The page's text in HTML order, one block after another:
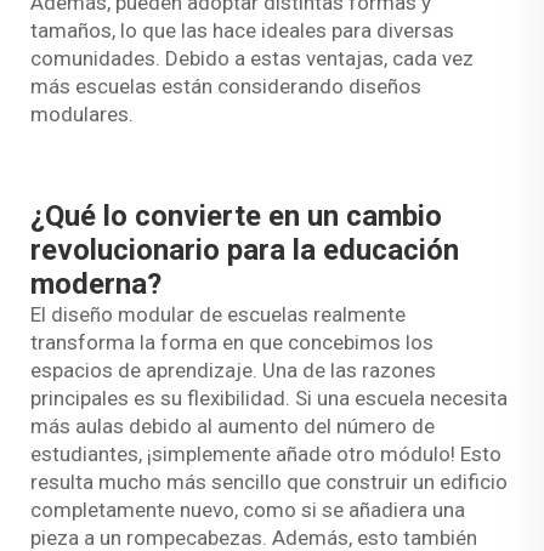
tamaños, lo que las hace ideales para diversas
comunidades. Debido a estas ventajas, cada vez
más escuelas están considerando diseños
modulares.
¿Qué lo convierte en un cambio
revolucionario para la educación
moderna?
El diseño modular de escuelas realmente
transforma la forma en que concebimos los
espacios de aprendizaje. Una de las razones
principales es su flexibilidad. Si una escuela necesita
más aulas debido al aumento del número de
estudiantes, ¡simplemente añade otro módulo! Esto
resulta mucho más sencillo que construir un edificio
completamente nuevo, como si se añadiera una
pieza a un rompecabezas. Además, esto también